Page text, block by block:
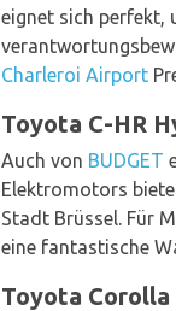
eignet sich perfekt,
Charleroi Airport
Toyota C-HR
Auch von BUDGET
Elektromotors
Stadt Brüssel. Für
eine fantastische
Toyota